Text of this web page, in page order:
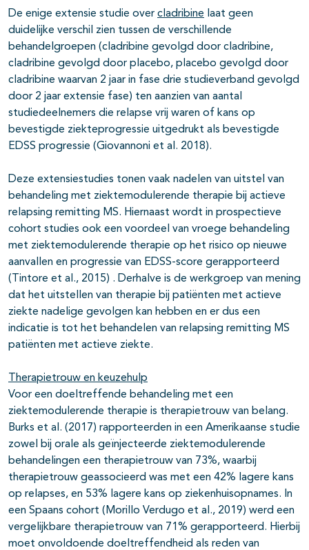
De enige extensie studie over cladribine laat geen
duidelijke verschil zien tussen de verschillende
behandelgroepen (cladribine gevolgd door cladribine,
cladribine gevolgd door placebo, placebo gevolgd door
cladribine waarvan 2 jaar in fase drie studieverband gevolgd
door 2 jaar extensie fase) ten aanzien van aantal
studiedeelnemers die relapse vrij waren of kans op
bevestigde ziekteprogressie uitgedrukt als bevestigde
EDSS progressie (Giovannoni et al. 2018).
Deze extensiestudies tonen vaak nadelen van uitstel van
behandeling met ziektemodulerende therapie bij actieve
relapsing remitting MS. Hiernaast wordt in prospectieve
cohort studies ook een voordeel van vroege behandeling
met ziektemodulerende therapie op het risico op nieuwe
aanvallen en progressie van EDSS-score gerapporteerd
(Tintore et al., 2015) . Derhalve is de werkgroep van mening
dat het uitstellen van therapie bij patiënten met actieve
ziekte nadelige gevolgen kan hebben en er dus een
indicatie is tot het behandelen van relapsing remitting MS
patiënten met actieve ziekte.
Therapietrouw en keuzehulp
Voor een doeltreffende behandeling met een
ziektemodulerende therapie is therapietrouw van belang.
Burks et al. (2017) rapporteerden in een Amerikaanse studie
zowel bij orale als geïnjecteerde ziektemodulerende
behandelingen een therapietrouw van 73%, waarbij
therapietrouw geassocieerd was met een 42% lagere kans
op relapses, en 53% lagere kans op ziekenhuisopnames. In
een Spaans cohort (Morillo Verdugo et al., 2019) werd een
vergelijkbare therapietrouw van 71% gerapporteerd. Hierbij
moet onvoldoende doeltreffendheid als reden van